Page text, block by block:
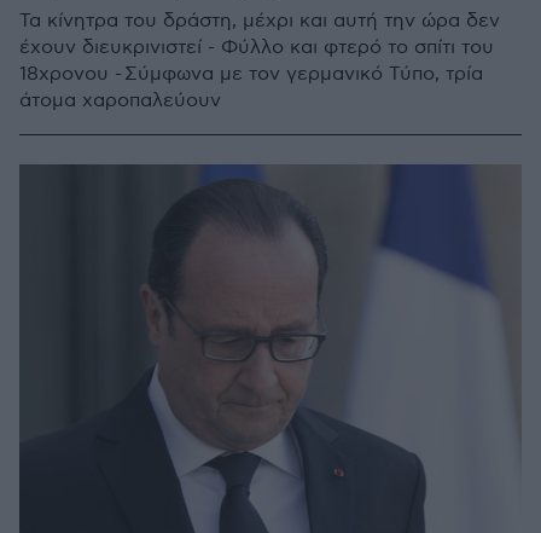
Τα κίνητρα του δράστη, μέχρι και αυτή την ώρα δεν
έχουν διευκρινιστεί - Φύλλο και φτερό το σπίτι του
18χρονου - Σύμφωνα με τον γερμανικό Τύπο, τρία
άτομα χαροπαλεύουν